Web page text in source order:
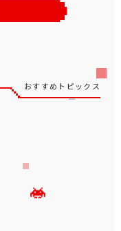
おすすめトピックス